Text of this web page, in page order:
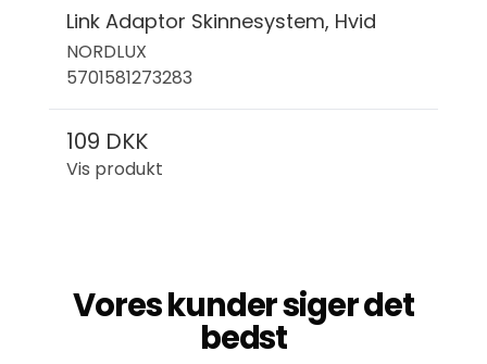
Link Adaptor Skinnesystem, Hvid
NORDLUX
5701581273283
109 DKK
Vis produkt
Vores kunder siger det
bedst